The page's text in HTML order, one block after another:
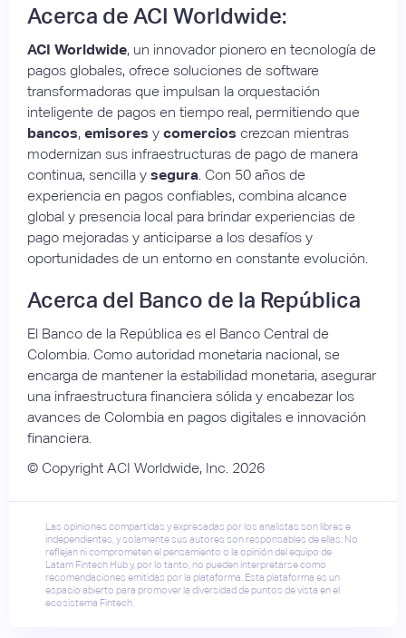
Acerca de ACI Worldwide:
ACI Worldwide, un innovador pionero en tecnología de
pagos globales, ofrece soluciones de software
transformadoras que impulsan la orquestación
inteligente de pagos en tiempo real, permitiendo que
bancos, emisores y comercios crezcan mientras
modernizan sus infraestructuras de pago de manera
continua, sencilla y segura . Con 50 años de
experiencia en pagos confiables, combina alcance
global y presencia local para brindar experiencias de
pago mejoradas y anticiparse a los desafíos y
oportunidades de un entorno en constante evolución.
Acerca del Banco de la República
El Banco de la República es el Banco Central de
Colombia. Como autoridad monetaria nacional, se
encarga de mantener la estabilidad monetaria, asegurar
una infraestructura financiera sólida y encabezar los
avances de Colombia en pagos digitales e innovación
financiera.
© Copyright ACI Worldwide, Inc. 2026
Las opiniones compartidas y expresadas por los analistas son libres e
independientes, y solamente sus autores son responsables de ellas. No
reflejan ni comprometen el pensamiento o la opinión del equipo de
Latam Fintech Hub y, por lo tanto, no pueden interpretarse como
recomendaciones emitidas por la plataforma. Esta plataforma es un
espacio abierto para promover la diversidad de puntos de vista en el
ecosistema Fintech.